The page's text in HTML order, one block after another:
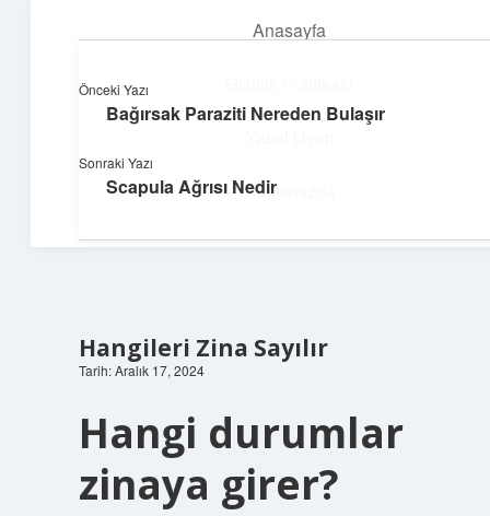
Anasayfa
Hakkımızda
Dijital dünyada keyifli bir macera!
Hangileri Zina Sayılır
Tarih: Aralık 17, 2024
Hangi durumlar
zinaya girer?
Önceki Yazı
Bağırsak Paraziti Nereden Bulaşır
Sonraki Yazı
Scapula Ağrısı Nedir